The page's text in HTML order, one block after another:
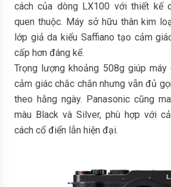
cách của dòng LX100 với thiết kế
quen thuộc. Máy sở hữu thân kim
lớp giả da kiểu Saffiano tạo cảm
cấp hơn đáng kể.
Trọng lượng khoảng 508g giúp
cảm giác chắc chắn nhưng vẫn đủ
theo hằng ngày. Panasonic cũng
màu Black và Silver, phù hợp với
cách cổ điển lẫn hiện đại.